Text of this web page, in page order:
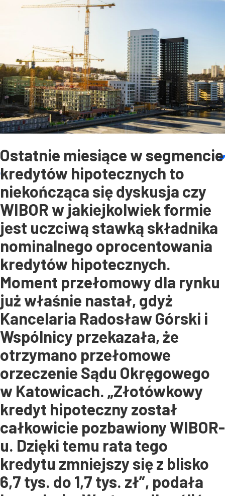
Ostatnie miesiące w segmencie
kredytów hipotecznych to
niekończąca się dyskusja czy
WIBOR w jakiejkolwiek formie
jest uczciwą stawką składnika
nominalnego oprocentowania
kredytów hipotecznych.
Moment przełomowy dla rynku
już właśnie nastał, gdyż
Kancelaria Radosław Górski i
Wspólnicy przekazała, że
otrzymano przełomowe
orzeczenie Sądu Okręgowego
w Katowicach. „Złotówkowy
kredyt hipoteczny został
całkowicie pozbawiony WIBOR-
u. Dzięki temu rata tego
kredytu zmniejszy się z blisko
6,7 tys. do 1,7 tys. zł”, podała